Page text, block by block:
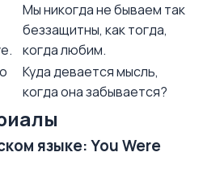
Мы никогда не бываем так
беззащитны, как тогда,
когда любим.
Куда девается мысль,
когда она забывается?
языке: You Were